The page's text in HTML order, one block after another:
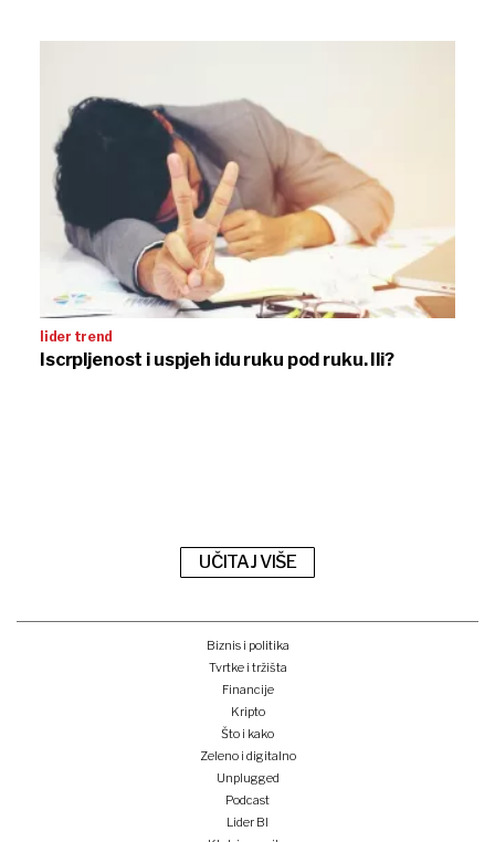
lider trend
Iscrpljenost i uspjeh idu ruku pod ruku. Ili?
UČITAJ VIŠE
Biznis i politika
Tvrtke i tržišta
Financije
Kripto
Što i kako
Zeleno i digitalno
Unplugged
Podcast
Lider BI